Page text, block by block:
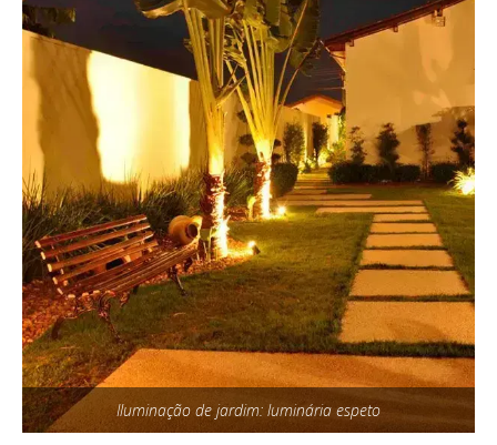
Iluminação de jardim: luminária espeto